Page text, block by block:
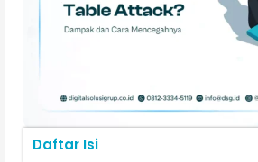
Daftar Isi